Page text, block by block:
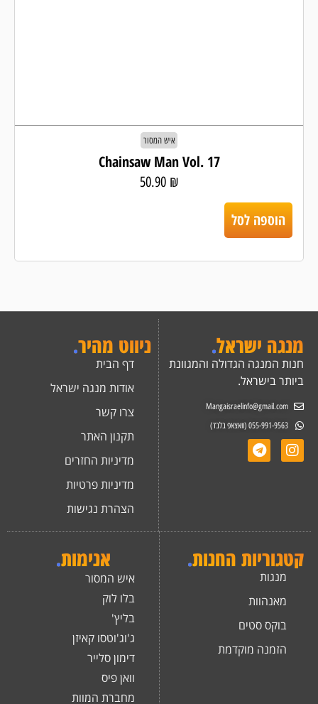
איש המסור
Chainsaw Man Vol. 17
50.90 ₪
הוספה לסל
מנגה ישראל.
חנות המנגה הגדולה והמגוונת
ביותר בישראל.
Mangaisraelinfo@gmail.com
055-991-9563 (וואצאפ בלבד)
ניווט מהיר.
דף הבית
אודות מנגה ישראל
צרו קשר
תקנון האתר
מדיניות החזרים
מדיניות פרטיות
הצהרת נגישות
קטגוריות החנות.
מנגות
מאנהוות
בוקס סטים
הזמנה מוקדמת
אנימות.
איש המסור
בלו לוק
בליץ'
ג'וג'וטסו קאיזן
דימון סלייר
וואן פיס
מחברת המוות